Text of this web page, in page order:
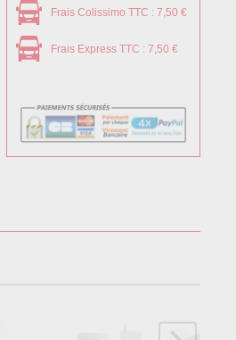
Frais Colissimo TTC : 7,50 €
Frais Express TTC : 7,50 €